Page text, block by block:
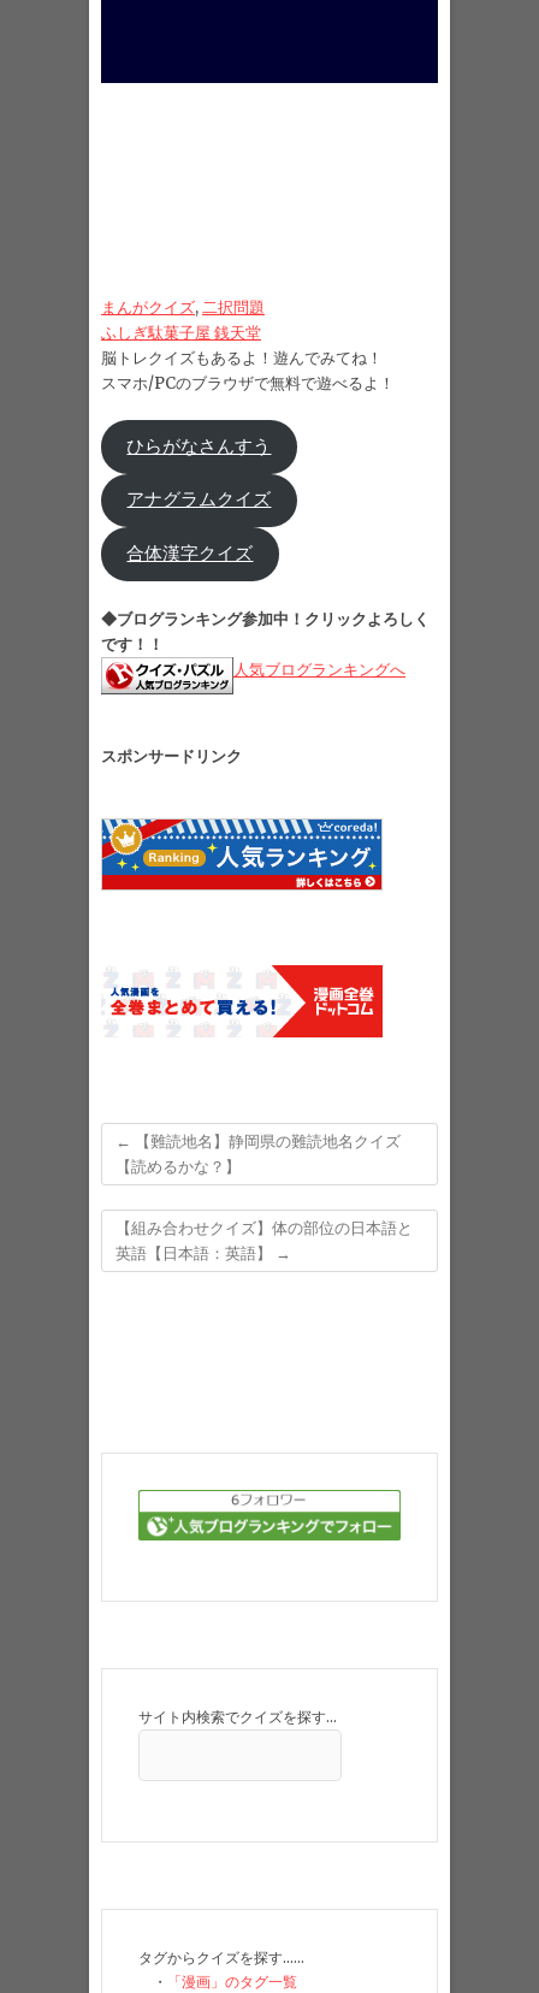
まんがクイズ, 二択問題
ふしぎ駄菓子屋 銭天堂
脳トレクイズもあるよ！遊んでみてね！
スマホ/PCのブラウザで無料で遊べるよ！
ひらがなさんすう
アナグラムクイズ
合体漢字クイズ
◆ブログランキング参加中！クリックよろしく
です！！
人気ブログランキングへ
スポンサードリンク
←
【難読地名】静岡県の難読地名クイズ
【読めるかな？】
【組み合わせクイズ】体の部位の日本語と
英語【日本語：英語】
→
サイト内検索でクイズを探す…
タグからクイズを探す……
・
「漫画」のタグ一覧